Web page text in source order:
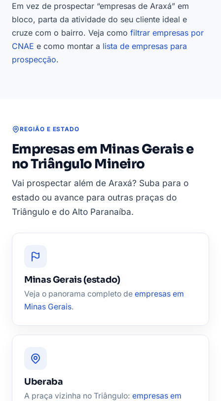
Em vez de prospectar “empresas de Araxá” em
bloco, parta da atividade do seu cliente ideal e
cruze com o bairro. Veja como filtrar empresas por
CNAE e como montar a lista de empresas para
prospecção.
REGIÃO E ESTADO
Empresas em Minas Gerais e
no Triângulo Mineiro
Vai prospectar além de Araxá? Suba para o
estado ou avance para outras praças do
Triângulo e do Alto Paranaíba.
Minas Gerais (estado)
Veja o panorama completo de empresas em
Minas Gerais.
Uberaba
A praça vizinha no Triângulo: empresas em